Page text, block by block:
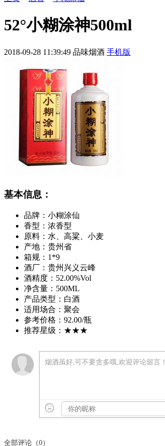
52°小糊涂神500ml
2018-09-28 11:39:49 品味烟酒 手机版
基本信息：
品牌： 小糊涂仙
香型： 浓香型
原料： 水、高粱、小麦
产地： 贵州省
箱规： 1*9
酒厂： 贵州兴义云峰
酒精度： 52.00%Vol
净含量： 500ML
产品类型： 白酒
适用场合： 聚会
参考价格： 92.00/瓶
推荐星级： ★★★
烟酒虽好,可不要贪多哦,欢迎评论留言！
全部评论（0）